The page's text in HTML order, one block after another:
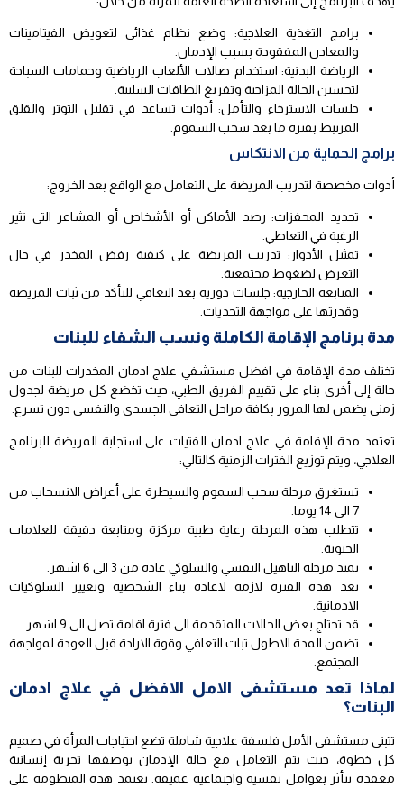
برامج التغذية العلاجية: وضع نظام غذائي لتعويض الفيتامينات
والمعادن المفقودة بسبب الإدمان.
الرياضة البدنية: استخدام صالات الألعاب الرياضية وحمامات السباحة
لتحسين الحالة المزاجية وتفريغ الطاقات السلبية.
جلسات الاسترخاء والتأمل: أدوات تساعد في تقليل التوتر والقلق
المرتبط بفترة ما بعد سحب السموم.
برامج الحماية من الانتكاس
أدوات مخصصة لتدريب المريضة على التعامل مع الواقع بعد الخروج:
تحديد المحفزات: رصد الأماكن أو الأشخاص أو المشاعر التي تثير
الرغبة في التعاطي.
تمثيل الأدوار: تدريب المريضة على كيفية رفض المخدر في حال
التعرض لضغوط مجتمعية.
المتابعة الخارجية: جلسات دورية بعد التعافي للتأكد من ثبات المريضة
وقدرتها على مواجهة التحديات.
مدة برنامج الإقامة الكاملة ونسب الشفاء للبنات
تختلف مدة الإقامة في افضل مستشفي علاج ادمان المخدرات للبنات من
حالة إلى أخرى بناء على تقييم الفريق الطبي، حيث تخضع كل مريضة لجدول
زمني يضمن لها المرور بكافة مراحل التعافي الجسدي والنفسي دون تسرع.
تعتمد مدة الإقامة في علاج ادمان الفتيات على استجابة المريضة للبرنامج
العلاجي، ويتم توزيع الفترات الزمنية كالتالي:
تستغرق مرحلة سحب السموم والسيطرة على أعراض الانسحاب من
7 الى 14 يوما.
تتطلب هذه المرحلة رعاية طبية مركزة ومتابعة دقيقة للعلامات
الحيوية.
تمتد مرحلة التاهيل النفسي والسلوكي عادة من 3 الى 6 اشهر.
تعد هذه الفترة لازمة لاعادة بناء الشخصية وتغيير السلوكيات
الادمانية.
قد تحتاج بعض الحالات المتقدمة الى فترة اقامة تصل الى 9 اشهر.
تضمن المدة الاطول ثبات التعافي وقوة الارادة قبل العودة لمواجهة
المجتمع.
لماذا تعد مستشفى الامل الافضل في علاج ادمان
البنات؟
تتبنى مستشفى الأمل فلسفة علاجية شاملة تضع احتياجات المرأة في صميم
كل خطوة، حيث يتم التعامل مع حالة الإدمان بوصفها تجربة إنسانية
معقدة تتأثر بعوامل نفسية واجتماعية عميقة. تعتمد هذه المنظومة على